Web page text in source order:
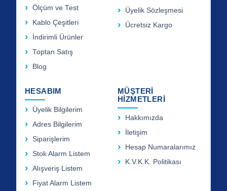
Ölçüm ve Test
Kablo Çeşitleri
İndirimli Ürünler
Toptan Satış
Blog
Üyelik Sözleşmesi
Ücretsiz Kargo
HESABIM
Üyelik Bilgilerim
Adres Bilgilerim
Siparişlerim
Stok Alarm Listem
Alışveriş Listem
Fiyat Alarm Listem
MÜŞTERİ
HİZMETLERİ
Hakkımızda
İletişim
Hesap Numaralarımız
K.V.K.K. Politikası